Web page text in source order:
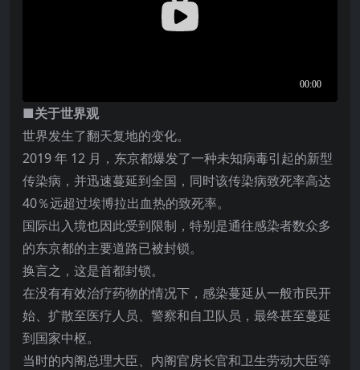
■关于世界观
世界发生了翻天复地的变化。
2019 年 12 月，东京都爆发了一种未知病毒引起的新型
传染病，并迅速蔓延到全国，同时该传染病致死率高达
40％远超过埃博拉出血热的致死率。
国际出入境也因此受到限制，特别是通往感染者数众多
的东京都的主要道路已被封锁。
换言之，这是首都封锁。
在没有有效治疗药物的情况下，感染蔓延从一般市民开
始、扩散至医疗人员、警察和自卫队员，最终甚至蔓延
到国家中枢。
当时的内阁总理大臣、内阁官房长官和卫生劳动大臣等